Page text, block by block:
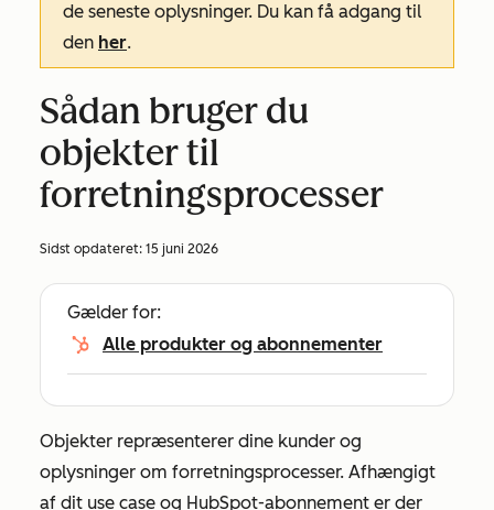
de seneste oplysninger. Du kan få adgang til
den her.
Sådan bruger du
objekter til
forretningsprocesser
Sidst opdateret: 15 juni 2026
Gælder for:
Alle produkter og abonnementer
Objekter repræsenterer dine kunder og
oplysninger om forretningsprocesser. Afhængigt
af dit use case og HubSpot-abonnement er der